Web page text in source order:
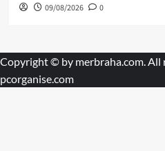
09/08/2026 0
Copyright © by merbraha.com. All
pcorganise.com